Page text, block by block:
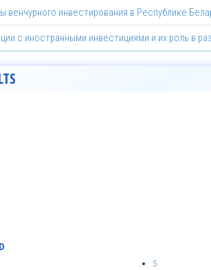
венчурного инвестирования в Республике
с иностранными инвестициями и их роль в
5